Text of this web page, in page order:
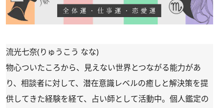
流光七奈(りゅうこう なな)
物心ついたころから、見えない世界とつながる能力があ
り、相談者に対して、潜在意識レベルの癒しと解決策を提
供してきた経験を経て、占い師として活動中。個人鑑定の